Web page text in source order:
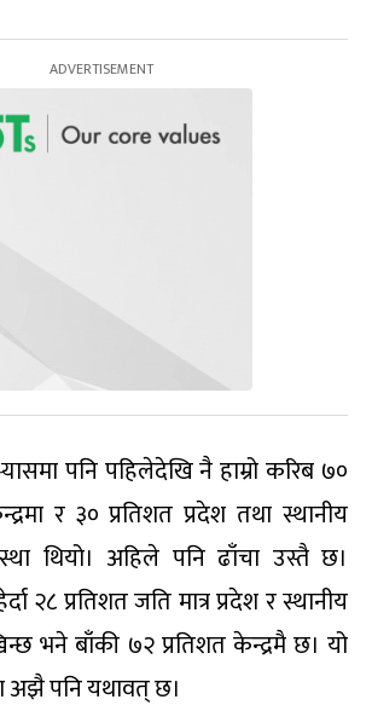
पनि पहिलेदेखि नै हाम्रो करिब ७०
र ३० प्रतिशत प्रदेश तथा स्थानीय
थियो। अहिले पनि ढाँचा उस्तै छ।
२८ प्रतिशत जति मात्र प्रदेश र स्थानीय
भने बाँकी ७२ प्रतिशत केन्द्रमै छ। यो
अझै पनि यथावत् छ।